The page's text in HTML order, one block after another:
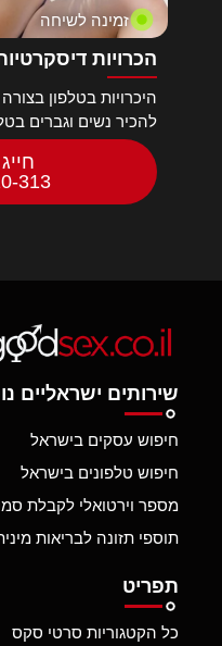
זמינה לשיחה
הכרויות
היכרויות בטלפון
להכיר נשים וגברים
313
שירותים ישראליים
חיפוש עסקים בישראל
חיפוש טלפונים בישראל
מספר וירטואלי לקבלת
תוספי תזונה לבריאות
תפריט
כל הקטגוריות סרטי סקס